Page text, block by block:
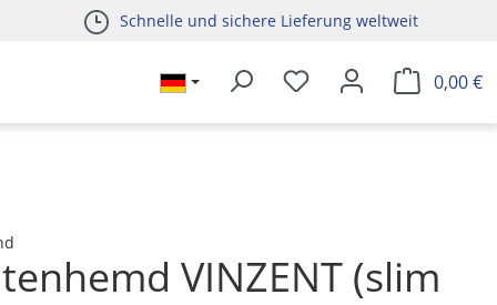
Schnelle und sichere Lieferung weltweit
0,00 €
VINZENT (slim